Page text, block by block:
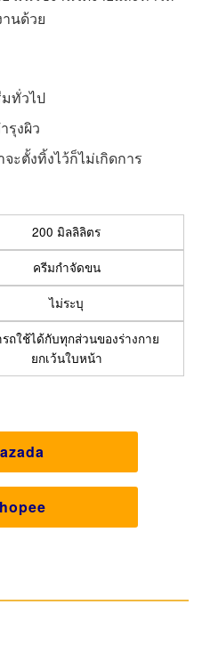
นด้วย
ทั่วไป
รุงผิว
ะตั้งทิ้งไว้ก็ไม่เกิดการ
200 มิลลิลิตร
ครีมกำจัดขน
ไม่ระบุ
ถใช้ได้กับทุกส่วนของร่างกาย
ยกเว้นใบหน้า